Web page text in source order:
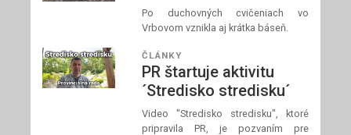
Po duchovných cvičeniach vo
Vrbovom vznikla aj krátka báseň.
ČLÁNKY
PR štartuje aktivitu
´Stredisko stredisku´
Video "Stredisko stredisku", ktoré
pripravila PR, je pozvaním pre